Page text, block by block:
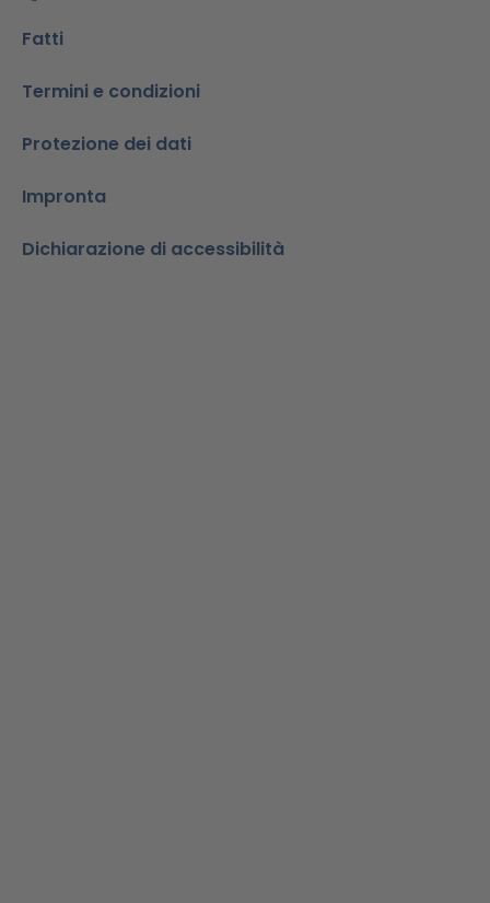
Fatti
Termini e condizioni
Protezione dei dati
Impronta
Dichiarazione di accessibilità